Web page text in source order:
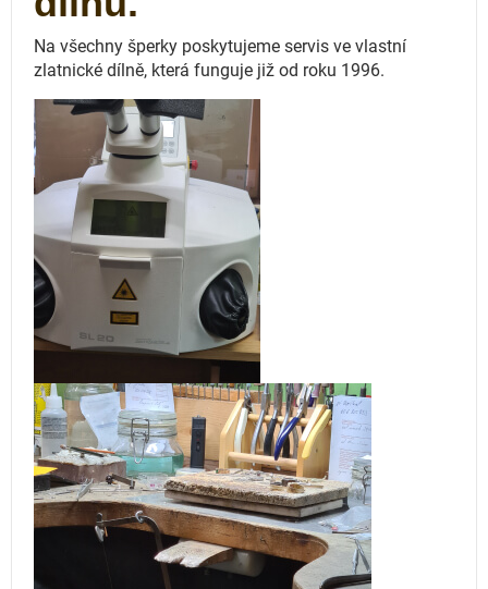
Na všechny šperky poskytujeme servis ve vlastní
zlatnické dílně, která funguje již od roku 1996.